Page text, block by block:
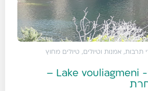
תרבות, אמנות וטיולים , טיולים מחוץ
אגם ווליאגמני- Lake vouliagmeni –